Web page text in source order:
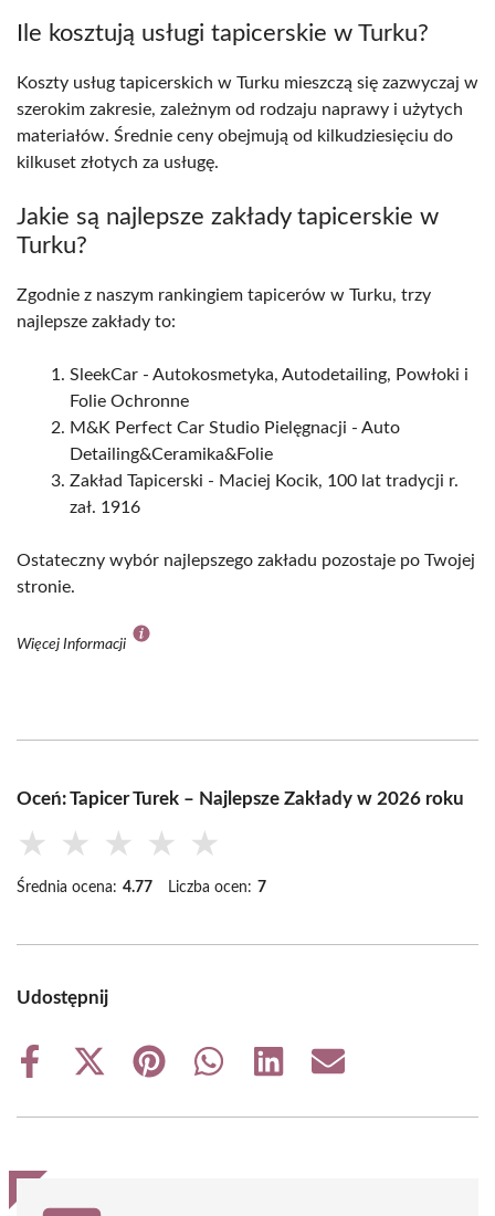
Ile kosztują usługi tapicerskie w Turku?
Koszty usług tapicerskich w Turku mieszczą się zazwyczaj w
szerokim zakresie, zależnym od rodzaju naprawy i użytych
materiałów. Średnie ceny obejmują od kilkudziesięciu do
kilkuset złotych za usługę.
Jakie są najlepsze zakłady tapicerskie w
Turku?
Zgodnie z naszym rankingiem tapicerów w Turku, trzy
najlepsze zakłady to:
SleekCar - Autokosmetyka, Autodetailing, Powłoki i
Folie Ochronne
M&K Perfect Car Studio Pielęgnacji - Auto
Detailing&Ceramika&Folie
Zakład Tapicerski - Maciej Kocik, 100 lat tradycji r.
zał. 1916
Ostateczny wybór najlepszego zakładu pozostaje po Twojej
stronie.
Więcej Informacji
Oceń: Tapicer Turek – Najlepsze Zakłady w 2026 roku
★ ★ ★ ★ ★
Średnia ocena: 4.77 Liczba ocen: 7
Udostępnij
Share
Share
(Twitter)
Share
Share
Share
Share